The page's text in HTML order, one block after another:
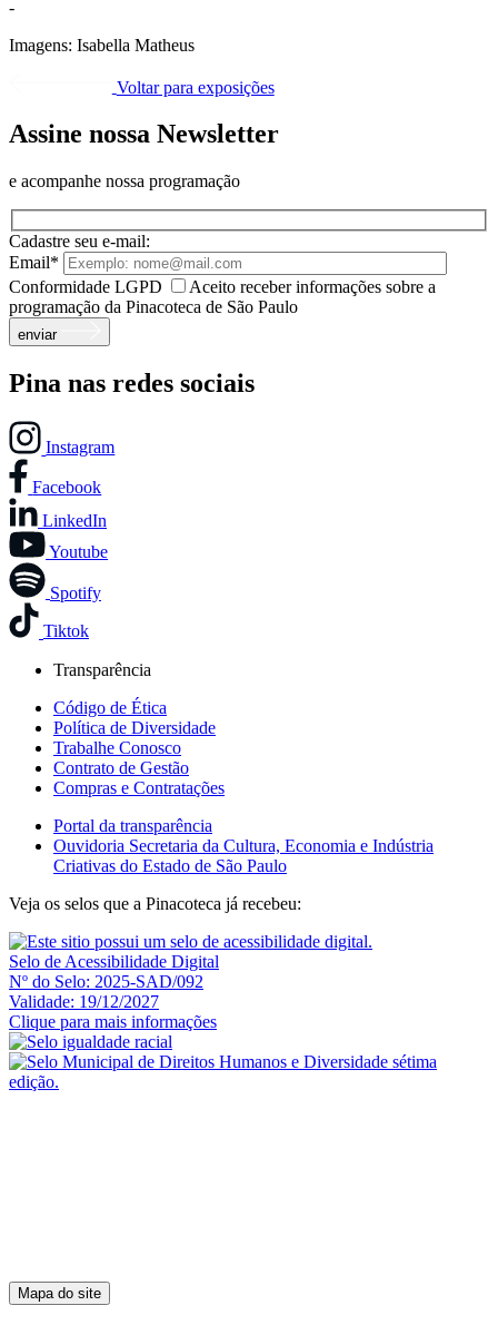
-
Imagens: Isabella Matheus
Voltar para exposições
Assine nossa Newsletter
e acompanhe nossa programação
Cadastre seu e-mail:
Email*
Conformidade LGPD
Aceito receber informações sobre a
programação da Pinacoteca de São Paulo
enviar
Pina nas redes sociais
Instagram
Facebook
LinkedIn
Youtube
Spotify
Tiktok
Transparência
Código de Ética
Política de Diversidade
Trabalhe Conosco
Contrato de Gestão
Compras e Contratações
Portal da transparência
Ouvidoria Secretaria da Cultura, Economia e Indústria
Criativas do Estado de São Paulo
Veja os selos que a Pinacoteca já recebeu:
Selo de Acessibilidade Digital
Nº do Selo: 2025-SAD/092
Validade: 19/12/2027
Clique para mais informações
Mapa do site